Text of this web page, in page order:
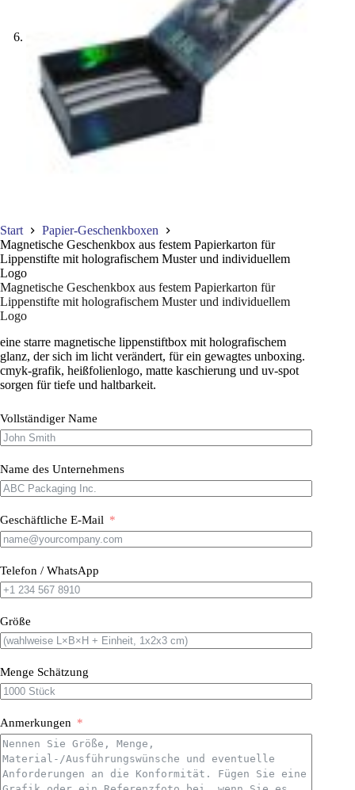
Start
Papier-Geschenkboxen
Magnetische Geschenkbox aus festem Papierkarton für
Lippenstifte mit holografischem Muster und individuellem
Logo
Magnetische Geschenkbox aus festem Papierkarton für
Lippenstifte mit holografischem Muster und individuellem
Logo
eine starre magnetische lippenstiftbox mit holografischem
glanz, der sich im licht verändert, für ein gewagtes unboxing.
cmyk-grafik, heißfolienlogo, matte kaschierung und uv-spot
sorgen für tiefe und haltbarkeit.
Vollständiger Name
Name des Unternehmens
Geschäftliche E-Mail
Telefon / WhatsApp
Größe
Menge Schätzung
Anmerkungen